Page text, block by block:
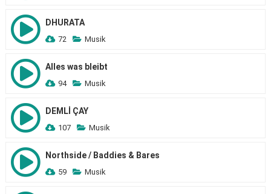
DHURATA
72 Musik
Alles was bleibt
94 Musik
DEMLİ ÇAY
107 Musik
Northside / Baddies & Bares
59 Musik